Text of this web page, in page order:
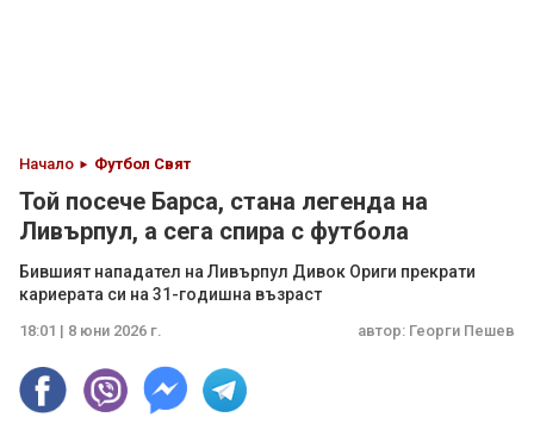
Начало Футбол Свят
Той посече Барса, стана легенда на
Ливърпул, а сега спира с футбола
Бившият нападател на Ливърпул Дивок Ориги прекрати
кариерата си на 31-годишна възраст
18:01 | 8 юни 2026 г. автор: Георги Пешев